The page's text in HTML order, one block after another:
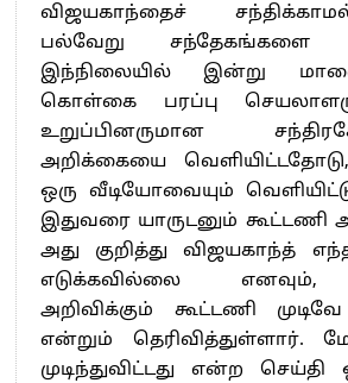
விஜயகாந்தைச்
பல்வேறு சந்தேகங்களை
இந்நிலையில் இன்று
கொள்கை பரப்பு
உறுப்பினருமான
அறிக்கையை
ஒரு வீடியோவையும்
இதுவரை யாருடனும்
அது குறித்து விஜயகாந்த்
எடுக்கவில்லை எனவும்,
அறிவிக்கும் கூட்டணி
என்றும் தெரிவித்துள்ளார்.
முடிந்துவிட்டது என்ற செய்தி